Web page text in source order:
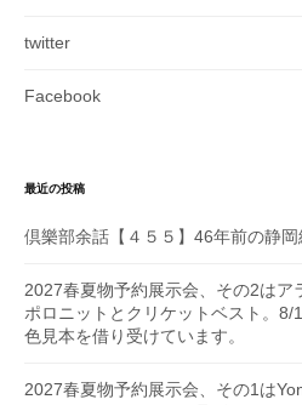
twitter
Facebook
最近の投稿
倶樂部余話【４５５】46年前の静岡
2027春夏物予約展示会、その2はア
ポロニットとクリケットベスト。
色見本を借り受けています。
2027春夏物予約展示会、その1は